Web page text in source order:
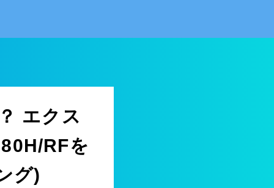
エクス
RFを
グ)